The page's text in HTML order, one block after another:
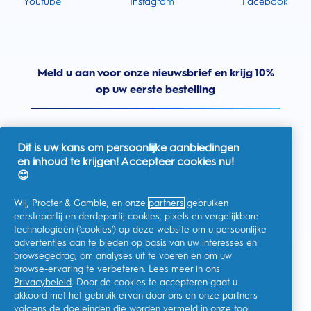
Meld u aan voor onze nieuwsbrief en krijg 10%
op uw eerste bestelling
Ik geef toestemming voor het ontvangen van
gepersonaliseerde communicatie met betrekking tot
aanbiedingen, nieuws en andere promotionele initiatieven van
Oral-B en andere
P&G-merken
kan me op elk momentafmelden.
Procter & Gamble, als verwerkingsverantwoordelijke, zal uw
persoonlijke gegevens verwerken zodat u zich bij deze site kunt
registreren en de interactie kunt aangaan met de aangeboden
Dit is uw kans om persoonlijke aanbiedingen
en inhoud te krijgen! Accepteer cookies nu!
😊
Wij, Procter & Gamble, en onze partners gebruiken
eerstepartij en derdepartij cookies, pixels en vergelijkbare
technologieën ('cookies') op deze website om u persoonlijke
advertenties aan te bieden op basis van uw interesses en
browsegedrag, om analyses uit te voeren en om uw
browse-ervaring te verbeteren. Lees meer in ons
Privacybeleid. Door de cookies te accepteren gaat u
akkoord met het gebruik ervan door ons en onze partners
volgens de doeleinden die worden vermeld in onze tool